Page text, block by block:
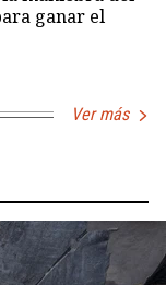
ganar el
Ver más